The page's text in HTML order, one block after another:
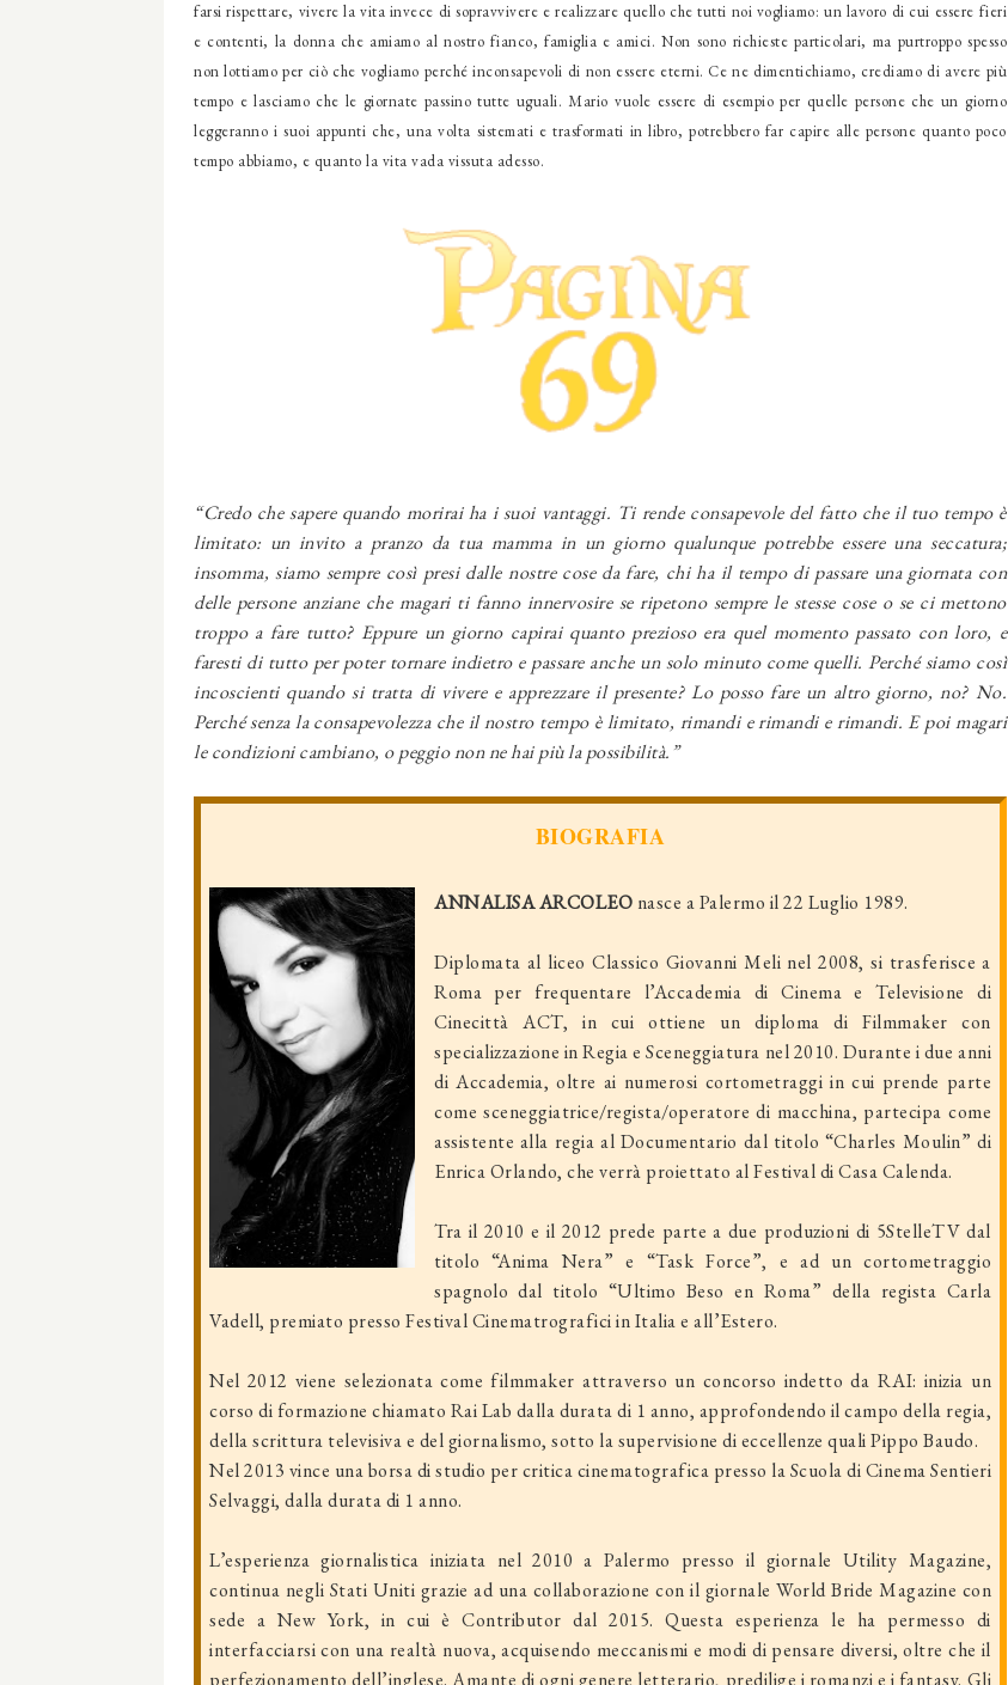
farsi rispettare, vivere la vita invece di sopravvivere e realizzare quello che tutti noi vogliamo: un lavoro di cui essere fieri
e contenti, la donna che amiamo al nostro fianco, famiglia e amici. Non sono richieste particolari, ma purtroppo spesso
non lottiamo per ciò che vogliamo perché inconsapevoli di non essere eterni. Ce ne dimentichiamo, crediamo di avere più
tempo e lasciamo che le giornate passino tutte uguali. Mario vuole essere di esempio per quelle persone che un giorno
leggeranno i suoi appunti che, una volta sistemati e trasformati in libro, potrebbero far capire alle persone quanto poco
tempo abbiamo, e quanto la vita vada vissuta adesso.
“Credo che sapere quando morirai ha i suoi vantaggi. Ti rende consapevole del fatto che il tuo tempo è
limitato: un invito a pranzo da tua mamma in un giorno qualunque potrebbe essere una seccatura;
insomma, siamo sempre così presi dalle nostre cose da fare, chi ha il tempo di passare una giornata con
delle persone anziane che magari ti fanno innervosire se ripetono sempre le stesse cose o se ci mettono
troppo a fare tutto? Eppure un giorno capirai quanto prezioso era quel momento passato con loro, e
faresti di tutto per poter tornare indietro e passare anche un solo minuto come quelli. Perché siamo così
incoscienti quando si tratta di vivere e apprezzare il presente? Lo posso fare un altro giorno, no? No.
Perché senza la consapevolezza che il nostro tempo è limitato, rimandi e rimandi e rimandi. E poi magari
le condizioni cambiano, o peggio non ne hai più la possibilità.”
BIOGRAFIA
ANNALISA ARCOLEO nasce a Palermo il 22 Luglio 1989.
Diplomata al liceo Classico Giovanni Meli nel 2008, si trasferisce a
Roma per frequentare l’Accademia di Cinema e Televisione di
Cinecittà ACT, in cui ottiene un diploma di Filmmaker con
specializzazione in Regia e Sceneggiatura nel 2010. Durante i due anni
di Accademia, oltre ai numerosi cortometraggi in cui prende parte
come sceneggiatrice/regista/operatore di macchina, partecipa come
assistente alla regia al Documentario dal titolo “Charles Moulin” di
Enrica Orlando, che verrà proiettato al Festival di Casa Calenda.
Tra il 2010 e il 2012 prede parte a due produzioni di 5StelleTV dal
titolo “Anima Nera” e “Task Force”, e ad un cortometraggio
spagnolo dal titolo “Ultimo Beso en Roma” della regista Carla
Vadell, premiato presso Festival Cinematrografici in Italia e all’Estero.
Nel 2012 viene selezionata come filmmaker attraverso un concorso indetto da RAI: inizia un
corso di formazione chiamato Rai Lab dalla durata di 1 anno, approfondendo il campo della regia,
della scrittura televisiva e del giornalismo, sotto la supervisione di eccellenze quali Pippo Baudo.
Nel 2013 vince una borsa di studio per critica cinematografica presso la Scuola di Cinema Sentieri
Selvaggi, dalla durata di 1 anno.
L’esperienza giornalistica iniziata nel 2010 a Palermo presso il giornale Utility Magazine,
continua negli Stati Uniti grazie ad una collaborazione con il giornale World Bride Magazine con
sede a New York, in cui è Contributor dal 2015. Questa esperienza le ha permesso di
interfacciarsi con una realtà nuova, acquisendo meccanismi e modi di pensare diversi, oltre che il